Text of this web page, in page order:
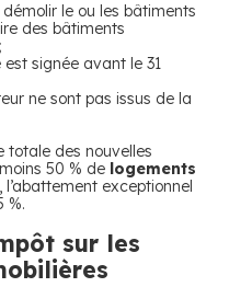
démolir le ou les bâtiments
des bâtiments
signée avant le 31
ne sont pas issus de la
totale des nouvelles
50 % de logements
exceptionnel
%.
sur les